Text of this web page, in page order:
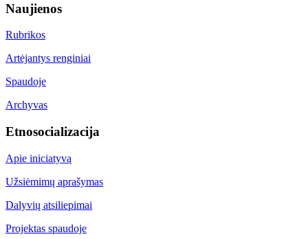
Naujienos
Rubrikos
Artėjantys renginiai
Spaudoje
Archyvas
Etnosocializacija
Apie iniciatyvą
Užsiėmimų aprašymas
Dalyvių atsiliepimai
Projektas spaudoje